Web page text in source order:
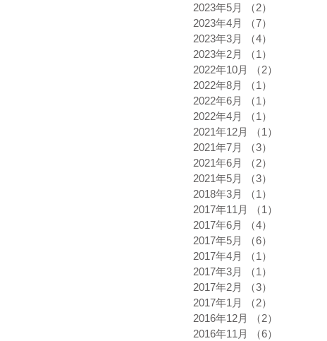
2023年5月
（2）
2023年4月
（7）
2023年3月
（4）
2023年2月
（1）
2022年10月
（2）
2022年8月
（1）
2022年6月
（1）
2022年4月
（1）
2021年12月
（1）
2021年7月
（3）
2021年6月
（2）
2021年5月
（3）
2018年3月
（1）
2017年11月
（1）
2017年6月
（4）
2017年5月
（6）
2017年4月
（1）
2017年3月
（1）
2017年2月
（3）
2017年1月
（2）
2016年12月
（2）
2016年11月
（6）